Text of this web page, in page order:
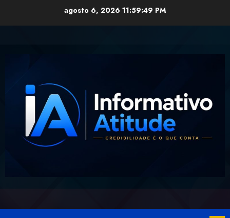
agosto 6, 2026 11:59:50 PM